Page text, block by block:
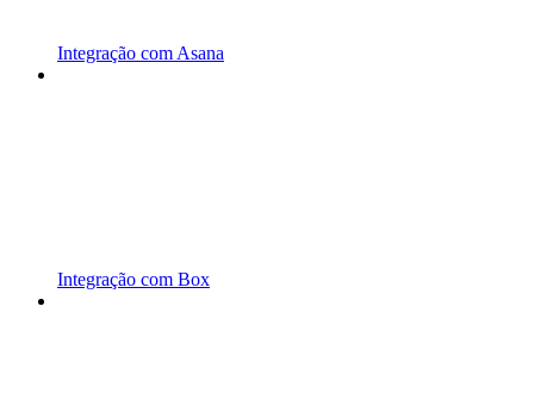
Integração com Asana
Integração com Box